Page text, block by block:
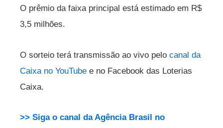
O prêmio da faixa principal está estimado em R$
3,5 milhões.
O sorteio terá transmissão ao vivo pelo canal da
Caixa no YouTube e no Facebook das Loterias
Caixa.
>> Siga o canal da Agência Brasil no